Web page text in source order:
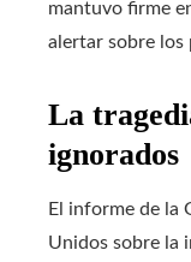
mantuvo firme
alertar sobre los
La
ignorados
El informe de la
Unidos sobre la